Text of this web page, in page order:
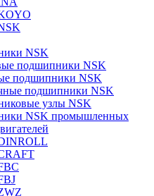
NSK
подшипники NSK
подшипники NSK
подшипники NSK
узлы NSK
NSK промышленных